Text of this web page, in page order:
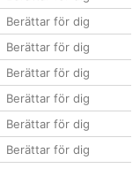
Berättar för dig
Berättar för dig
Berättar för dig
Berättar för dig
Berättar för dig
Berättar för dig